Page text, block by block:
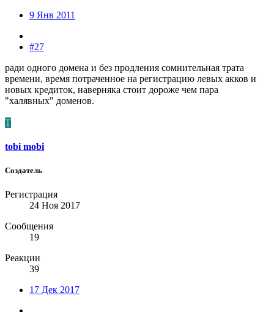
9 Янв 2011
#27
ради одного домена и без продления сомнительная трата
времени, время потраченное на регистрацию левых акков и
новых кредиток, наверняка стоит дороже чем пара
"халявных" доменов.
T
tobi mobi
Создатель
Регистрация
24 Ноя 2017
Сообщения
19
Реакции
39
17 Дек 2017